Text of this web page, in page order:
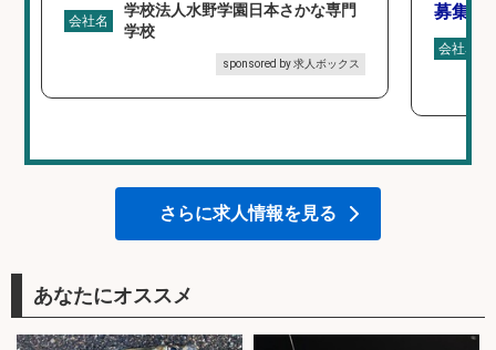
会社名
学校法人水野学園日本さかな専門
学校
sponsored by 求人ボックス
募集
会社名
さらに求人情報を見る
あなたにオススメ